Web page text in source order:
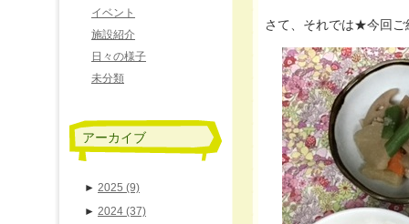
さて、それでは★今回
イベント
施設紹介
日々の様子
未分類
アーカイブ
► 2025 (9)
► 2024 (37)